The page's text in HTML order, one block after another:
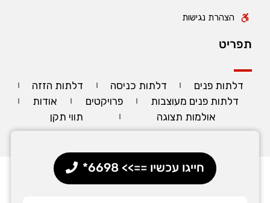
הצהרת נגישות
תפריט
דלתות פנים דלתות כניסה
דלתות הזזה
דלתות פנים מעוצבות
פרויקטים
אודות
אולמות תצוגה
תווי תקן
חייגו עכשיו ==>> 6698*